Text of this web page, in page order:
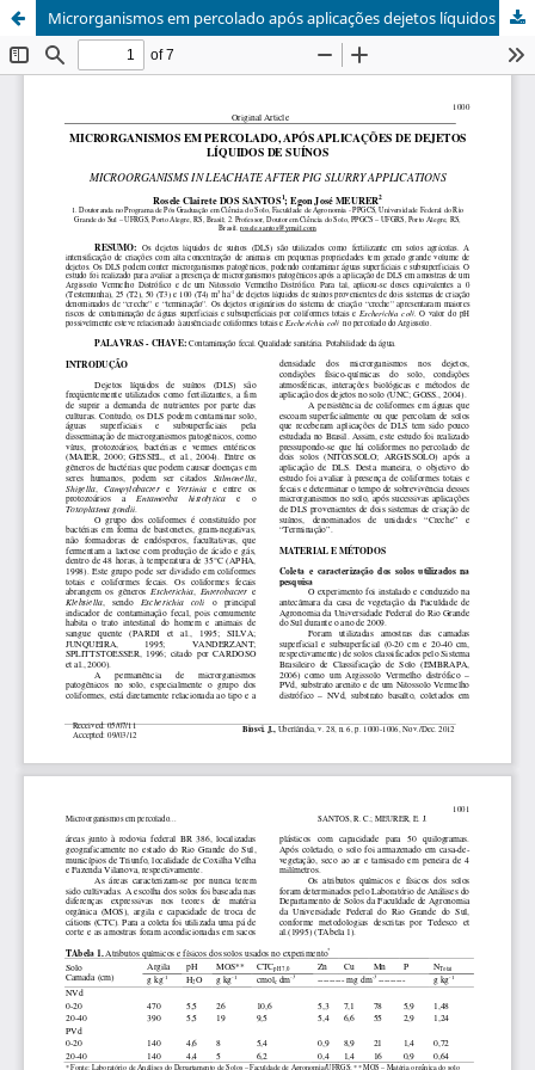
Microrganismos em percolado após aplicações dejetos líquidos de suínos